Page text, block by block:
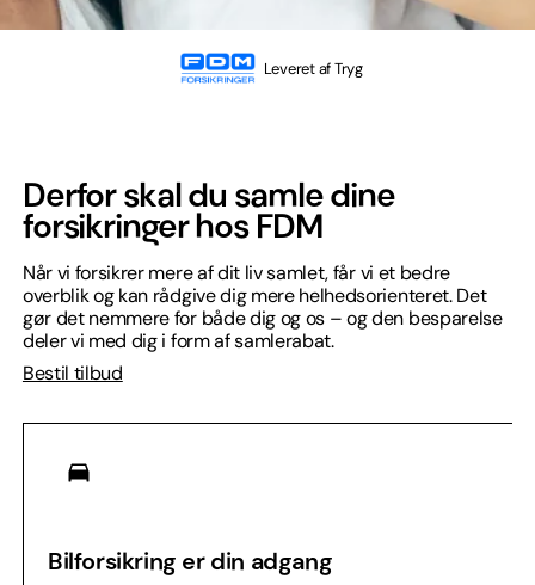
Leveret af Tryg
Derfor skal du samle dine
forsikringer hos FDM​
Når vi forsikrer mere af dit liv samlet, får vi et bedre
overblik og kan rådgive dig mere helhedsorienteret. Det
gør det nemmere for både dig og os – og den besparelse
deler vi med dig i form af samlerabat.
Bestil tilbud
Bilforsikring er din adgang